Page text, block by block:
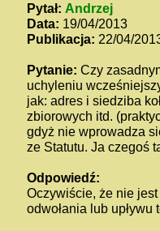
Pytał: Andrzej
Data: 19/04/2013
Publikacja: 22/04/
Pytanie: Czy
uchyleniu
jak: adres i siedziba
zbiorowych itd.
gdyż nie wprowadza
ze Statutu. Ja czegoś
Odpowiedź:
Oczywiście, że nie
odwołania lub upływu